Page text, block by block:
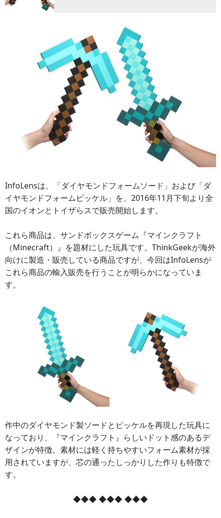
InfoLensは、「ダイヤモンドフォームソード」および「ダ
イヤモンドフォームピッケル」を、2016年11月下旬より全
国のイオンとトイザらスで販売開始します。
これら商品は、サンドボックスゲーム『マインクラフト
（Minecraft）』を題材にした玩具です。ThinkGeekが海外
向けに製造・販売している商品ですが、今回はInfoLensが
これら商品の輸入販売を行うことが明らかになっていま
す。
作中のダイヤモンド製ソードとピッケルを再現した玩具に
なっており、『マインクラフト』らしいドット感のあるデ
ザインが特徴。素材には軽く持ちやすいフォーム素材が採
用されていますが、芯の通ったしっかりした作りも特徴で
す。
◆◆◆ ◆◆◆ ◆◆◆